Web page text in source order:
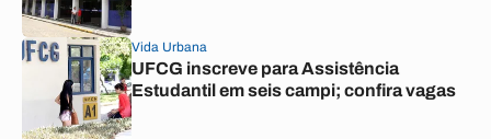
Vida Urbana
UFCG inscreve para Assistência
Estudantil em seis campi; confira vagas